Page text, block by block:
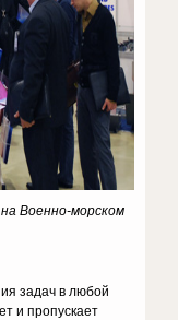
Военно-морском
задач в любой
и пропускает